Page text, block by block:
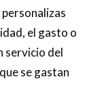
el gasto o
servicio del
se gastan